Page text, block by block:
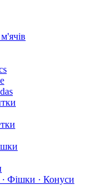
Фішки · Конуси